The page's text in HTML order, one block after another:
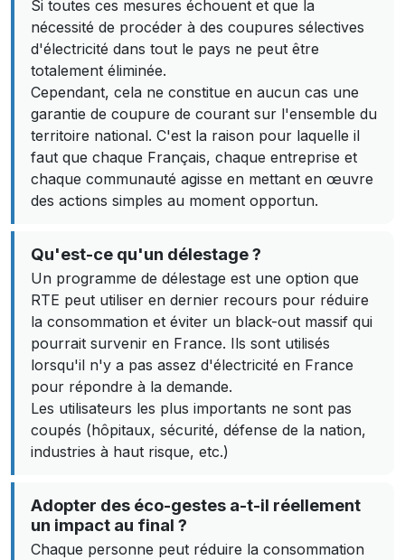
Si toutes ces mesures échouent et que la
nécessité de procéder à des coupures sélectives
d'électricité dans tout le pays ne peut être
totalement éliminée.
Cependant, cela ne constitue en aucun cas une
garantie de coupure de courant sur l'ensemble du
territoire national. C'est la raison pour laquelle il
faut que chaque Français, chaque entreprise et
chaque communauté agisse en mettant en œuvre
des actions simples au moment opportun.
Qu'est-ce qu'un délestage ?
Un programme de délestage est une option que
RTE peut utiliser en dernier recours pour réduire
la consommation et éviter un black-out massif qui
pourrait survenir en France. Ils sont utilisés
lorsqu'il n'y a pas assez d'électricité en France
pour répondre à la demande.
Les utilisateurs les plus importants ne sont pas
coupés (hôpitaux, sécurité, défense de la nation,
industries à haut risque, etc.)
Adopter des éco-gestes a-t-il réellement
un impact au final ?
Chaque personne peut réduire la consommation